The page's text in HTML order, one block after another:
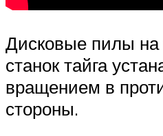
Дисковые пилы на
станок тайга
вращением в
стороны.